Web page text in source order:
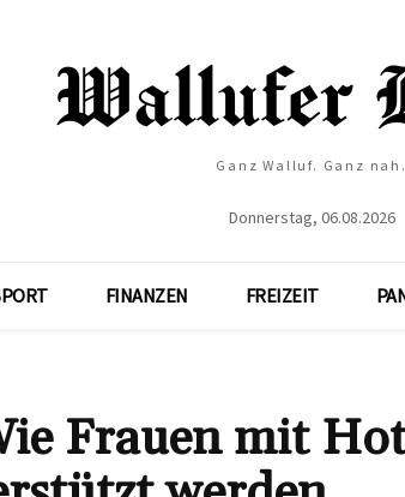
Ganz Walluf. Ganz nah.
Donnerstag, 06.08.2026
FINANZEN FREIZEIT
Frauen mit